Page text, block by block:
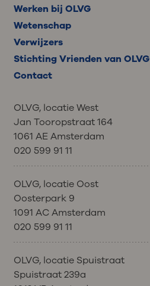
Werken bij OLVG
Wetenschap
Verwijzers
Stichting Vrienden van OLVG
Contact
OLVG, locatie West
Jan Tooropstraat 164
1061 AE Amsterdam
020 599 91 11
OLVG, locatie Oost
Oosterpark 9
1091 AC Amsterdam
020 599 91 11
OLVG, locatie Spuistraat
Spuistraat 239a